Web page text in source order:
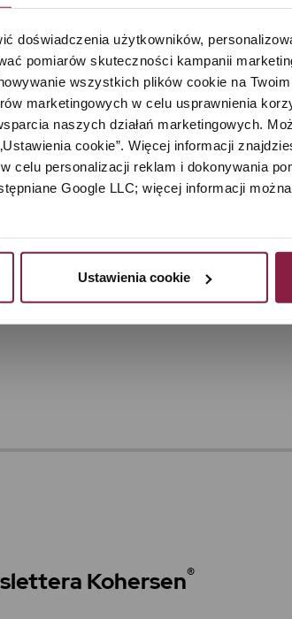
doświadczenia użytkowników,
pomiarów skuteczności kampanii
wszystkich plików cookie na
marketingowych w celu usprawnienia
naszych działań marketingowych.
cookie”. Więcej informacji
celu personalizacji reklam i dokonywania
Google LLC; więcej informacji
Ustawienia cookie
w tym celu prosimy o kontakt z
aby uniknąć powielania
do każdego zamówienia osobno.
w koszty. Opakowania są
Kohersen®